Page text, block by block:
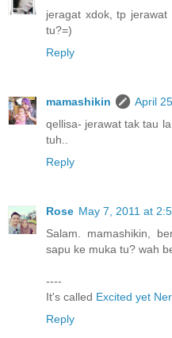
jeragat xdok, tp
tu?=)
Reply
mamashikin
April
qellisa- jerawat tak tau
tuh..
Reply
Rose May 7, 2011 at
Salam. mamashikin,
sapu ke muka tu? wah
----
It's called Excited yet
Reply